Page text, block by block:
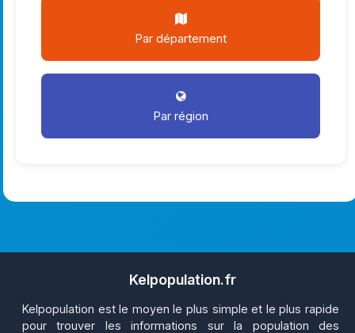
Par département
Par région
Kelpopulation.fr
Kelpopulation est le moyen le plus simple et le plus rapide
pour trouver les informations sur la population des